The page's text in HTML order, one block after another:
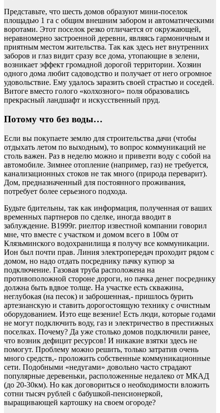
Представьте, что шесть домов образуют мини-поселок
площадью 1 га с общим внешним забором и автоматическими
воротами. Этот поселок резко отличается от окружающей,
неравномерно застроенной деревни, являясь гармоничным и
приятным местом жительства. Так как здесь нет внутренних
заборов и глаз видит сразу все дома, утопающие в зелени,
возникает эффект громадной дорогой территории. Хозяин
одного дома любит садоводство и получает от него огромное
удовольствие. Ему удалось заразить своей страстью и соседей.
Витоге вместо голого «колхозного» поля образовались
прекрасный ландшафт и искусственный пруд.
Потому что без воды…
Если вы покупаете землю для строительства дачи (чтобы
отдыхать летом по выходным), то вопрос коммуникаций не
столь важен. Раз в неделю можно и привезти воду с собой на
автомобиле. Зимнее отопление (например, газ) не требуется,
канализационных стоков не так много (природа переварит).
Дом, предназначенный для постоянного проживания,
потребует более серьезного подхода.
Будьте бдительны, так как информация, полученная от ваших
временных партнеров по сделке, иногда вводит в
заблуждение. В1999г. риелтор известной компании говорил
мне, что вместе с участком и домом всего в 100м от
Клязьминского водохранилища я получу все коммуникации.
Ион был почти прав. Линия электропередач проходит рядом с
домом, но надо отдать посреднику пачку купюр за
подключение. Газовая труба расположена на
противоположной стороне дороги, но пачка денег посреднику
должна быть вдвое толще. На участке есть скважина,
неглубокая (на песок) и заброшенная,- пришлось бурить
артезианскую и ставить дорогостоящую технику с очистным
оборудованием. Иэто еще везение! Есть люди, которые годами
не могут подключить воду, газ и электричество в престижных
поселках. Почему? Да уже столько домов подключили ранее,
что возник дефицит ресурсов! И никакие взятки здесь не
помогут. Проблему можно решить, только затратив очень
много средств,- проложить собственные коммуникационные
сети. Подобными «недугами» довольно часто страдают
популярные деревеньки, расположенные недалеко от МКАД
(до 20-30км). Но как договориться о необходимости вложить
сотни тысяч рублей с бабушкой-пенсионеркой,
выращивающей картошку на своем огороде?